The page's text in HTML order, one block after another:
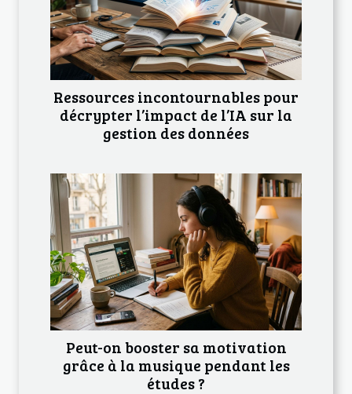
Ressources incontournables pour
décrypter l’impact de l’IA sur la
gestion des données
Peut-on booster sa motivation
grâce à la musique pendant les
études ?